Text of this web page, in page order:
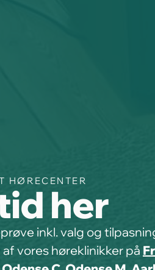
HØRECENTER
her
inkl. valg og
vores høreklinikker på